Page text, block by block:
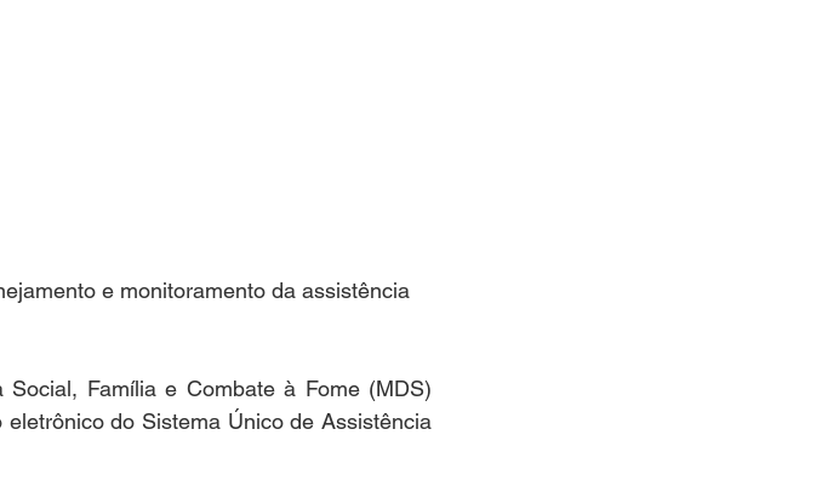
e monitoramento da assistência
Família e Combate à Fome (MDS)
do Sistema Único de Assistência